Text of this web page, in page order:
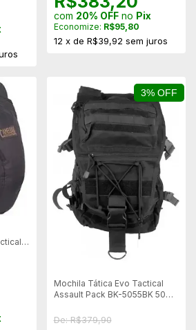
com 20% OFFno Pix
Economize: R$95,80
12 x de R$39,92 sem juros
3% OFF
Mochila Tática Evo Tactical
Assault Pack BK-5055BK 50
De: R$379,90